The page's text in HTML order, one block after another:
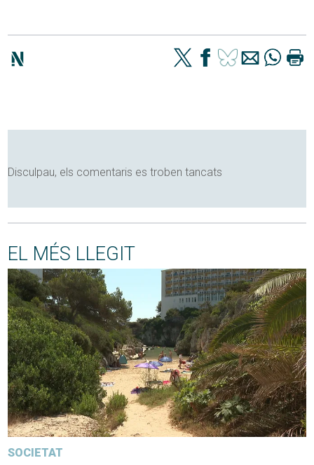
Disculpau, els comentaris es troben tancats
EL MÉS LLEGIT
SOCIETAT